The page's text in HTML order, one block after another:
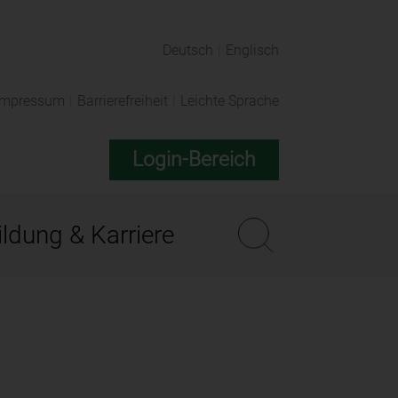
Deutsch Englisch
Impressum Barrierefreiheit Leichte Sprache
Login-Bereich
& Karriere